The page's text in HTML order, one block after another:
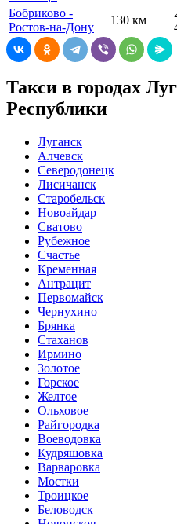
Бобриково -
Ростов-на-Дону
130 км
Такси в городах
Республики
Луганск
Алчевск
Северодонецк
Лисичанск
Старобельск
Новоайдар
Сватово
Рубежное
Счастье
Кременная
Антрацит
Первомайск
Чернухино
Брянка
Стаханов
Ирмино
Золотое
Горское
Желтое
Ольховое
Райгородка
Воеводовка
Кудряшовка
Варваровка
Мостки
Троицкое
Беловодск